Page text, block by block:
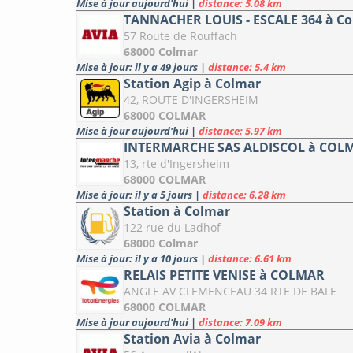
Mise à jour aujourd'hui distance: 5.08 km
TANNACHER LOUIS - ESCALE 364 à
57 Route de Rouffach
68000 Colmar
Mise à jour: il y a 49 jours | distance: 5.4 km
Station Agip à Colmar
42, ROUTE D'INGERSHEIM
68000 COLMAR
Mise à jour aujourd'hui | distance: 5.97 km
INTERMARCHE SAS ALDISCOL à
13, rte d'Ingersheim
68000 COLMAR
Mise à jour: il y a 5 jours | distance: 6.28 km
Station à Colmar
122 rue du Ladhof
68000 Colmar
Mise à jour: il y a 10 jours | distance: 6.61 km
RELAIS PETITE VENISE à COLMAR
ANGLE AV CLEMENCEAU 34 RTE DE BALE
68000 COLMAR
Mise à jour aujourd'hui | distance: 7.09 km
Station Avia à Colmar